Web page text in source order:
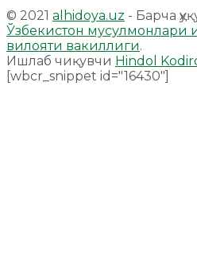
© 2021 alhidoya.uz - Барча
Ўзбекистон мусулмонлари
вилояти вакиллиги.
Ишлаб чиқувчи Hindol
[wbcr_snippet id="16430"]